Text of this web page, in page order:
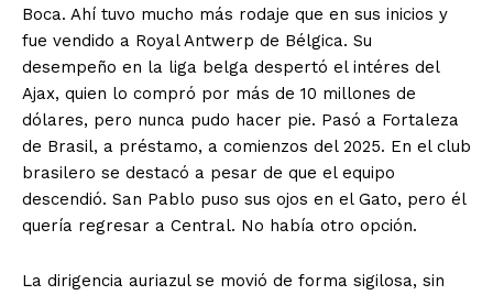
Boca. Ahí tuvo mucho más rodaje que en sus inicios y
fue vendido a Royal Antwerp de Bélgica. Su
desempeño en la liga belga despertó el intéres del
Ajax, quien lo compró por más de 10 millones de
dólares, pero nunca pudo hacer pie. Pasó a Fortaleza
de Brasil, a préstamo, a comienzos del 2025. En el club
brasilero se destacó a pesar de que el equipo
descendió. San Pablo puso sus ojos en el Gato, pero él
quería regresar a Central. No había otro opción.
La dirigencia auriazul se movió de forma sigilosa, sin